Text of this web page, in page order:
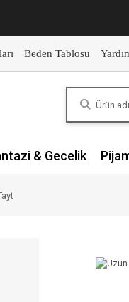
Beden Tablosu
& Gecelik